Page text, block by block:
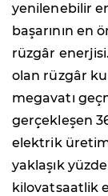
yenilenebilir
başarının en
rüzgâr
olan rüzgâr
megavatı
gerçekleşen
elektrik
yaklaşık
kilovatsaatlik